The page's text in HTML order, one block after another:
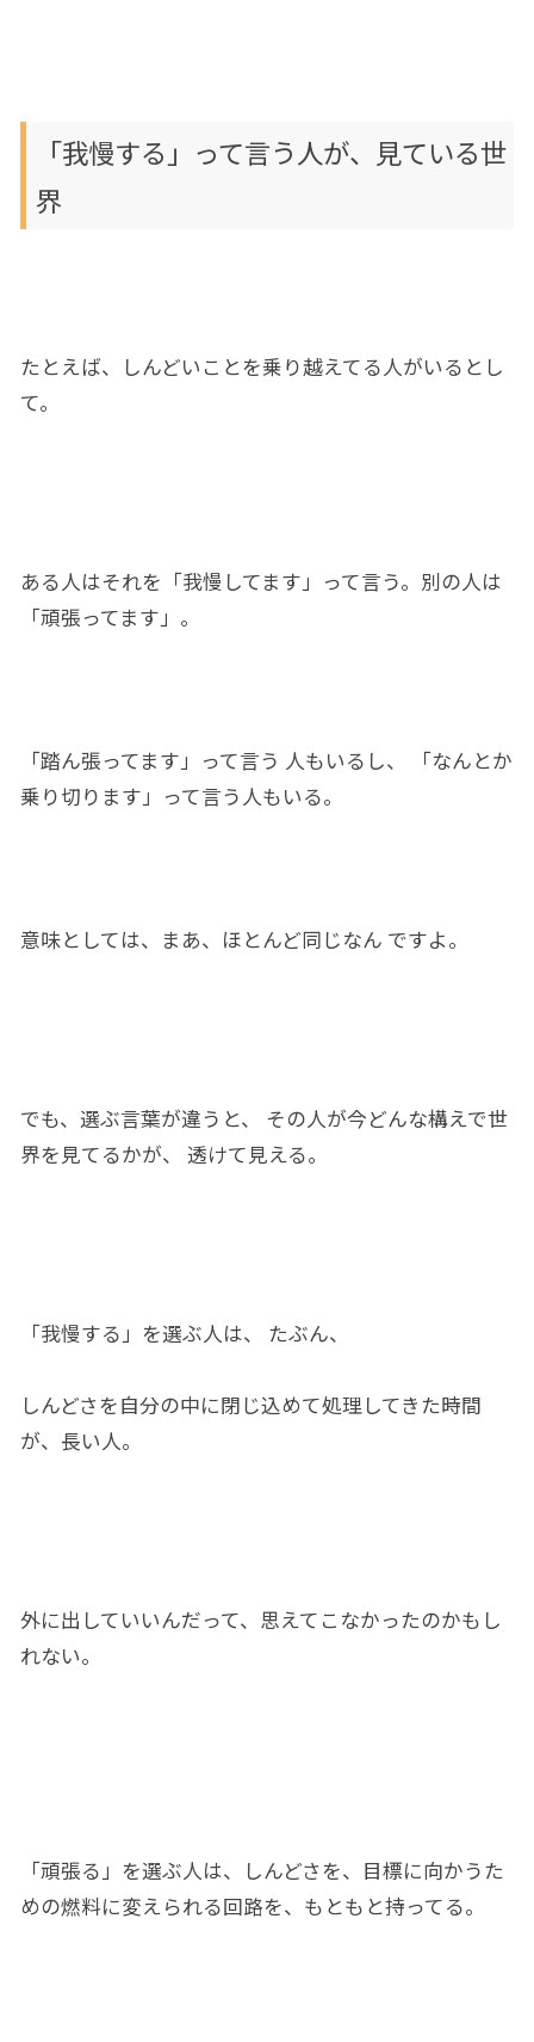
「我慢する」って言う 人が、見ている世
界
たとえば、しんどいことを乗り越えてる人がいるとし
て。
ある人はそれを「我慢してます」って言う。 別の人は
「頑張ってます 」。
「踏ん張ってます 」 って言う 人もいるし、 「なんとか
乗り切ります」って言う人もいる。
意味としては、 まあ、ほとんど同じなん ですよ。
でも、選ぶ言葉が違うと、 その人が今どんな構えで世
界を見てるかが、 透けて見える。
「我慢する 」を選ぶ人は、 たぶん、
しんどさを自分の中に閉じ込めて処理 してきた時間
が、 長い人。
外に出していいんだって、思えてこなかったのかもし
れない。
「頑張る」 を選ぶ人は、しんどさを、 目標に向かうた
めの燃料に変え られる回路を、 もともと持ってる。